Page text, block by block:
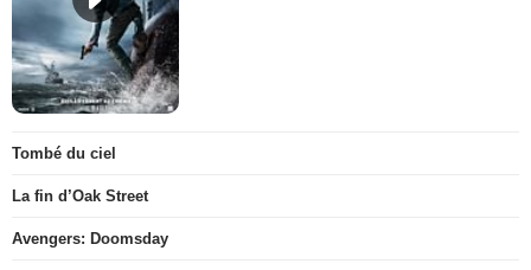
Tombé du ciel
La fin d’Oak Street
Avengers: Doomsday